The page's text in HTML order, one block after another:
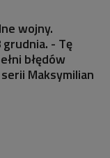
wojny.
- Tę
błędów
Maksymilian